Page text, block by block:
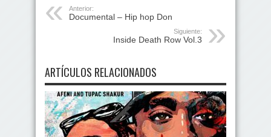
Anterior:
Documental – Hip hop Don
Siguiente:
Inside Death Row Vol.3
ARTÍCULOS RELACIONADOS